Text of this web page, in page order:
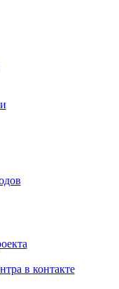
в контакте